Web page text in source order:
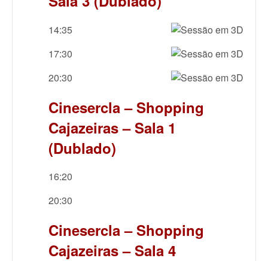
14:35
17:30
20:30
Cinesercla – Shopping
Cajazeiras – Sala 1
(Dublado)
16:20
20:30
Cinesercla – Shopping
Cajazeiras – Sala 4